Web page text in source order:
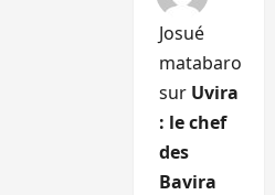
Josué
matabaro
sur Uvira
: le chef
des
Bavira